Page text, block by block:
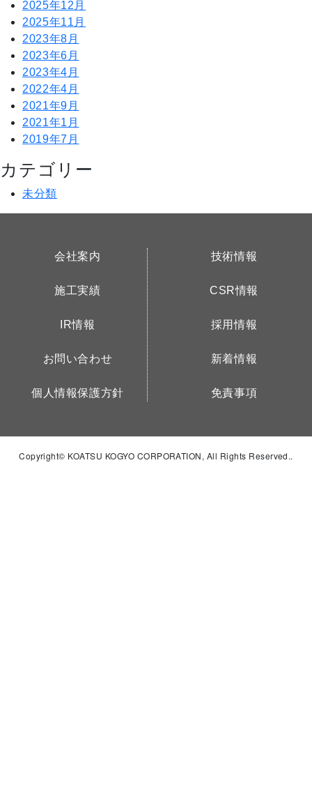
2025年12月
2025年11月
2023年8月
2023年6月
2023年4月
2022年4月
2021年9月
2021年1月
2019年7月
カテゴリー
未分類
会社案内
施工実績
IR情報
お問い合わせ
個人情報保護方針
技術情報
CSR情報
採用情報
新着情報
免責事項
Copyright© KOATSU KOGYO CORPORATION, All Rights Reserved..